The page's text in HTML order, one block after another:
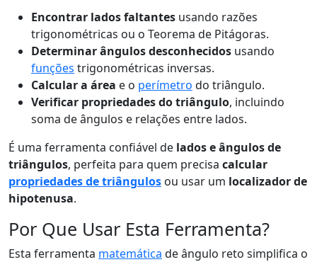
Encontrar lados faltantes usando razões
trigonométricas ou o Teorema de Pitágoras.
Determinar ângulos desconhecidos usando
funções trigonométricas inversas.
Calcular a área e o perímetro do triângulo.
Verificar propriedades do triângulo, incluindo
soma de ângulos e relações entre lados.
É uma ferramenta confiável de lados e ângulos de
triângulos, perfeita para quem precisa calcular
propriedades de triângulos ou usar um localizador de
hipotenusa.
Por Que Usar Esta Ferramenta?
Esta ferramenta matemática de ângulo reto simplifica o